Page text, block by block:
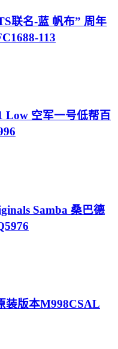
联名-蓝 帆布” 周年
113
Low 空军一号低帮百
Samba 桑巴德
装版本M998CSAL